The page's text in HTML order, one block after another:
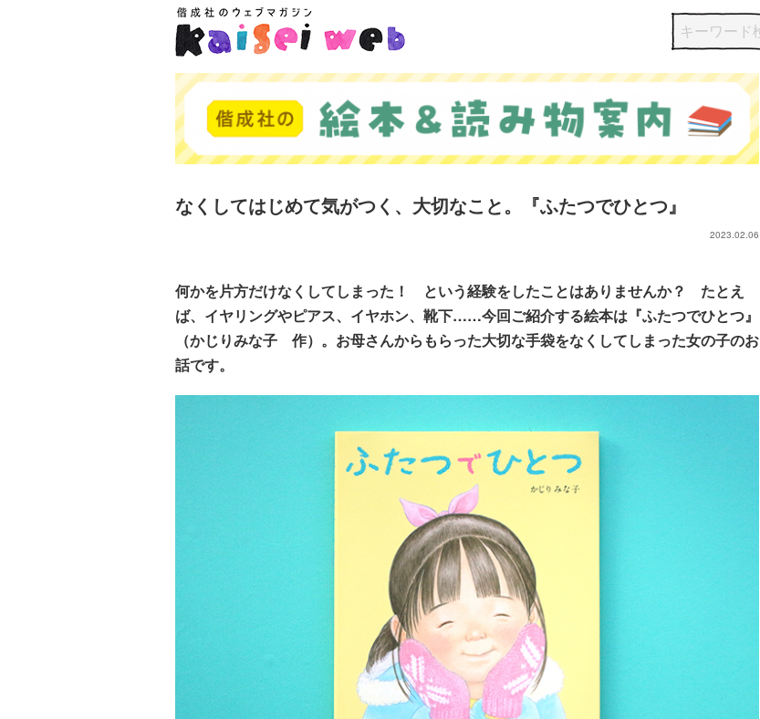
なくしてはじめて気がつく、大切なこと。『ふたつでひとつ』
2023.02.06
何かを片方だけなくしてしまった！ という経験をしたことはありませんか？ たとえ
ば、イヤリングやピアス、イヤホン、靴下……今回ご紹介する絵本は『ふたつでひとつ』
（かじりみな子 作）。お母さんからもらった大切な手袋をなくしてしまった女の子のお
話です。